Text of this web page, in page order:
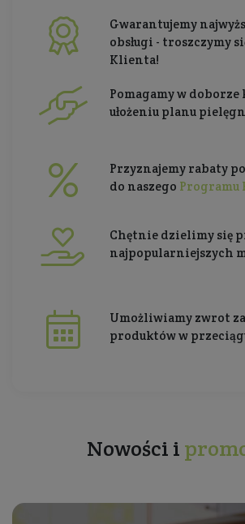
Gwarantujemy
obsługi - troszczymy
Klienta!
Pomagamy w doborze
ułożeniu planu
Przyznajemy rabaty
do naszego Programu
Chętnie dzielimy się
najpopularniejszych
Umożliwiamy zwrot
produktów w
Nowości i